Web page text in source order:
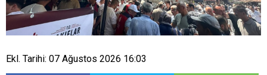
Ekl. Tarihi: 07 Ağustos 2026 16:03